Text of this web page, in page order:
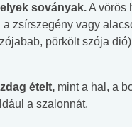
soványak.A vörös
zsírszegény vagy
pörkölt szója
ételt, mint a hal, a
a szalonnát.